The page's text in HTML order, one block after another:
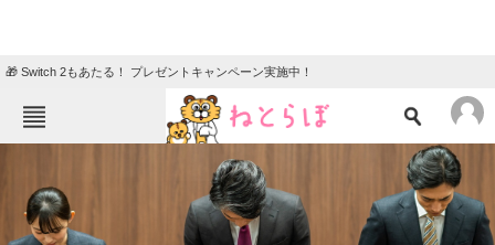
🎁 Switch 2もあたる！ プレゼントキャンペーン実施中！
ニュース
エンタメ クイズ